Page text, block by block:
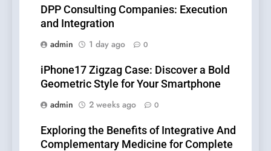
DPP Consulting Companies: Execution
and Integration
admin
1 day ago 0
iPhone17 Zigzag Case: Discover a Bold
Geometric Style for Your Smartphone
admin
2 weeks ago 0
Exploring the Benefits of Integrative And
Complementary Medicine for Complete